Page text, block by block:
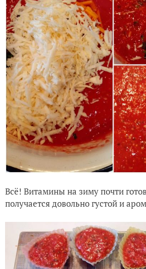
Всё! Витамины на зиму почти
получается довольно густой и